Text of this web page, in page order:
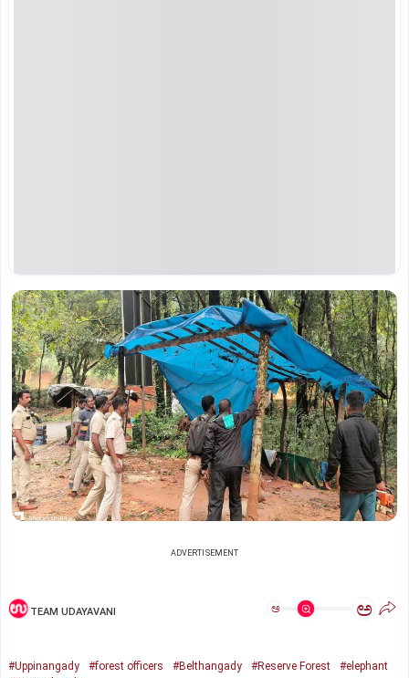
ADVERTISEMENT
TEAM UDAYAVANI ಅ ಅ
#Uppinangady #forest officers #Belthangady #Reserve Forest
#elephant